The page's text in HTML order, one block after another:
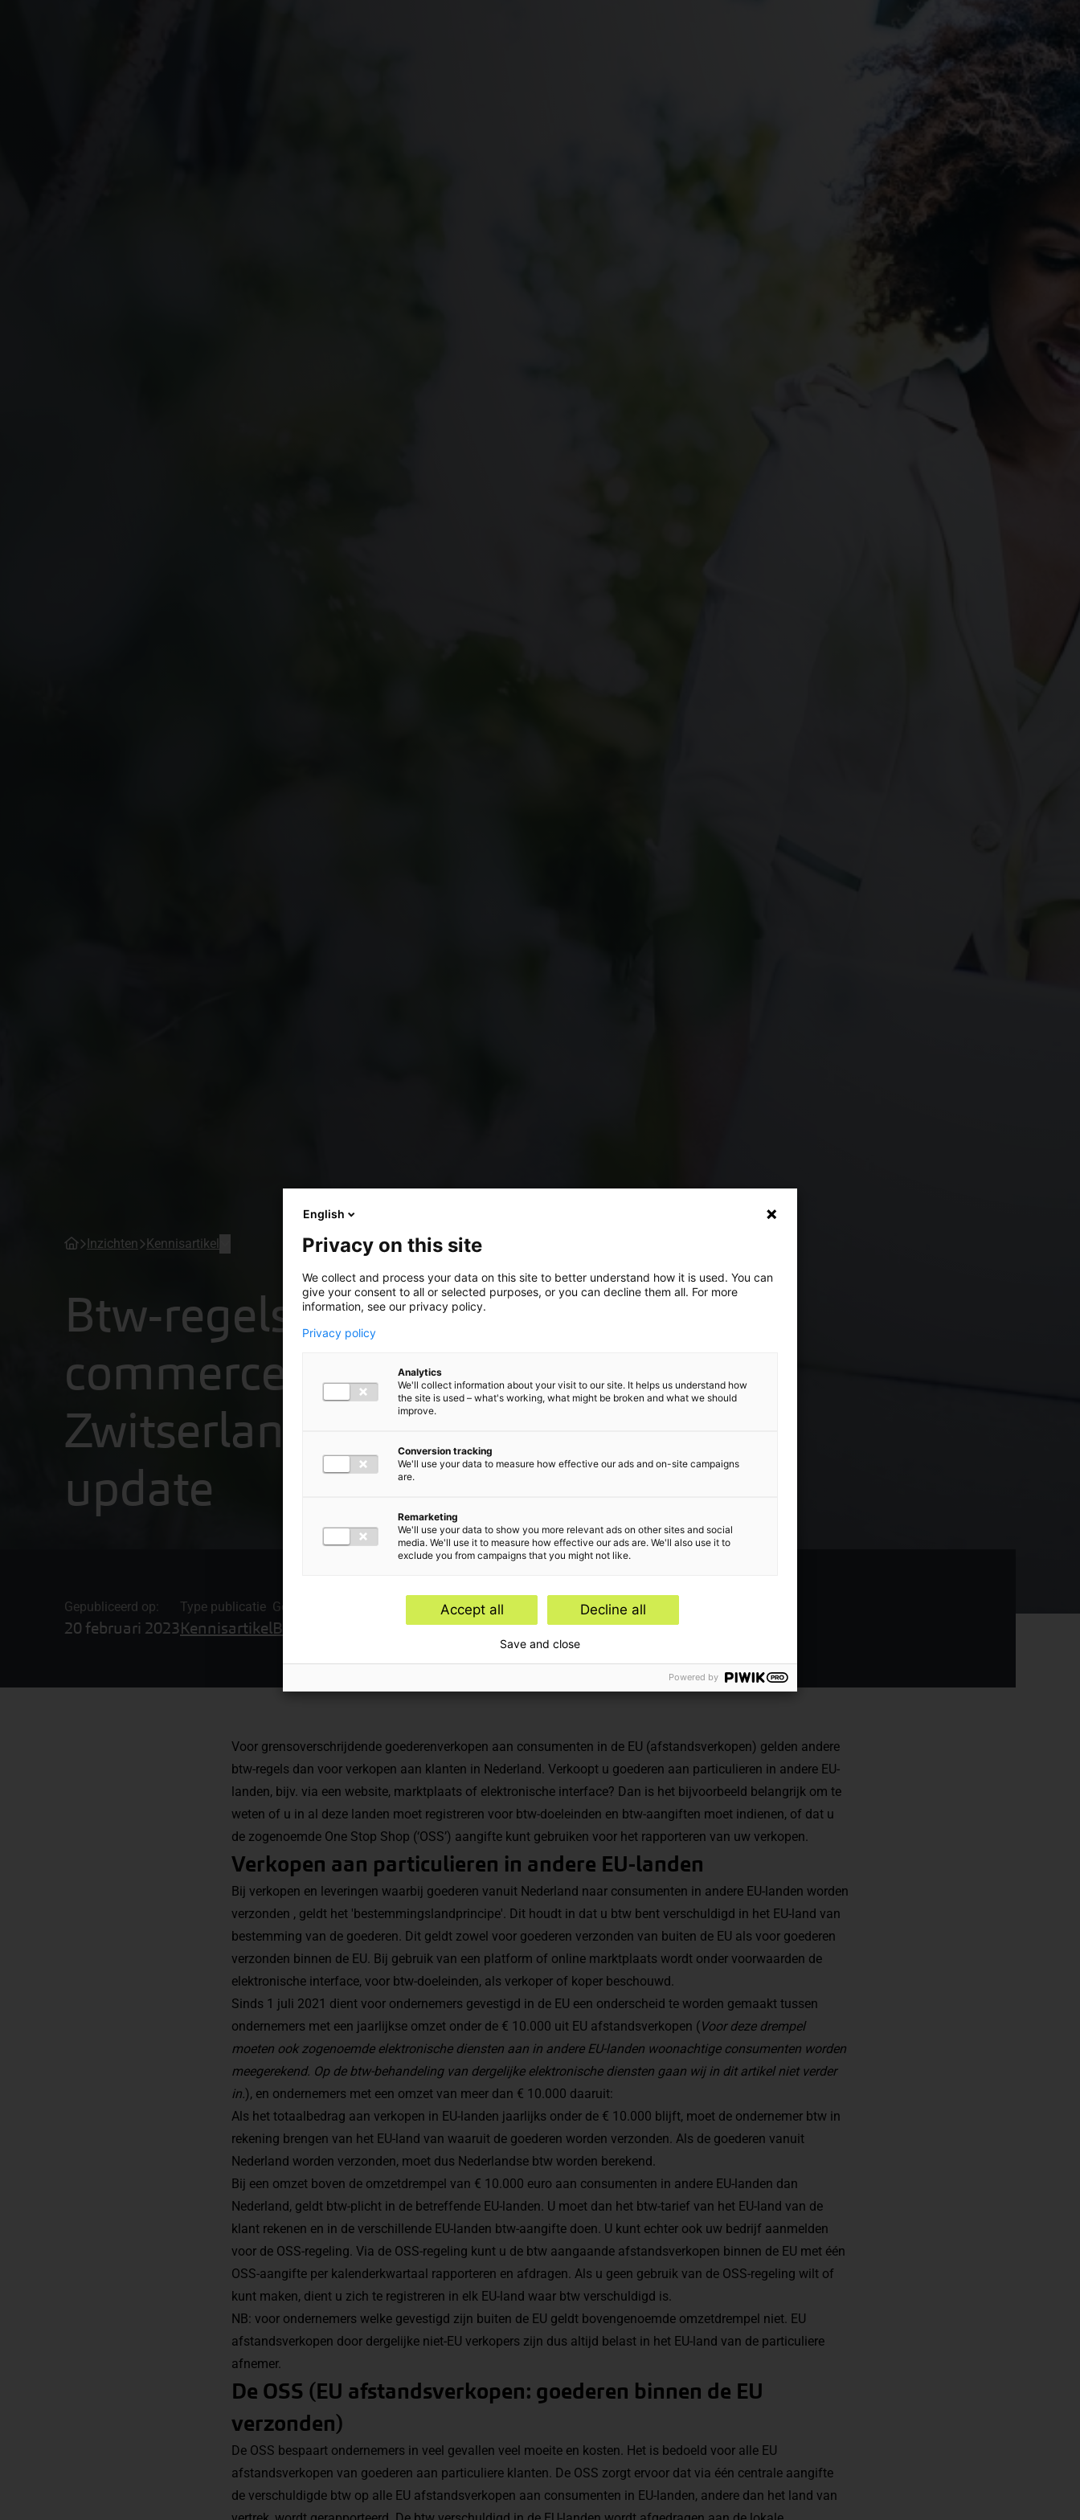
Inzichten Kennisartikel
Btw-regels voor e-
commerce in de EU en
Zwitserland: een
update
Gepubliceerd op:
20 februari 2023
Type publicatie
Kennisartikel
Gerelateerde onderwerpen
Btw-advies en Compliance
Voor grensoverschrijdende goederenverkopen aan consumenten in de EU (afstandsverkopen) gelden andere
btw-regels dan voor verkopen aan klanten in Nederland. Verkoopt u goederen aan particulieren in andere EU-
landen, bijv. via een website, marktplaats of elektronische interface? Dan is het bijvoorbeeld belangrijk om te
weten of u in al deze landen moet registreren voor btw-doeleinden en btw-aangiften moet indienen, of dat u
de zogenoemde One Stop Shop (‘OSS’) aangifte kunt gebruiken voor het rapporteren van uw verkopen.
Verkopen aan particulieren in andere EU-landen
Bij verkopen en leveringen waarbij goederen vanuit Nederland naar consumenten in andere EU-landen worden
verzonden , geldt het 'bestemmingslandprincipe'. Dit houdt in dat u btw bent verschuldigd in het EU-land van
bestemming van de goederen. Dit geldt zowel voor goederen verzonden van buiten de EU als voor goederen
verzonden binnen de EU. Bij gebruik van een platform of online marktplaats wordt onder voorwaarden de
elektronische interface, voor btw-doeleinden, als verkoper of koper beschouwd.
Sinds 1 juli 2021 dient voor ondernemers gevestigd in de EU een onderscheid te worden gemaakt tussen
ondernemers met een jaarlijkse omzet onder de € 10.000 uit EU afstandsverkopen (Voor deze drempel
moeten ook zogenoemde elektronische diensten aan in andere EU-landen woonachtige consumenten worden
meegerekend. Op de btw-behandeling van dergelijke elektronische diensten gaan wij in dit artikel niet verder
in.), en ondernemers met een omzet van meer dan € 10.000 daaruit:
Als het totaalbedrag aan verkopen in EU-landen jaarlijks onder de € 10.000 blijft, moet de ondernemer btw in
rekening brengen van het EU-land van waaruit de goederen worden verzonden. Als de goederen vanuit
Nederland worden verzonden, moet dus Nederlandse btw worden berekend.
Bij een omzet boven de omzetdrempel van € 10.000 euro aan consumenten in andere EU-landen dan
Nederland, geldt btw-plicht in de betreffende EU-landen. U moet dan het btw-tarief van het EU-land van de
klant rekenen en in de verschillende EU-landen btw-aangifte doen. U kunt echter ook uw bedrijf aanmelden
voor de OSS-regeling. Via de OSS-regeling kunt u de btw aangaande afstandsverkopen binnen de EU met één
OSS-aangifte per kalenderkwartaal rapporteren en afdragen. Als u geen gebruik van de OSS-regeling wilt of
kunt maken, dient u zich te registreren in elk EU-land waar btw verschuldigd is.
NB: voor ondernemers welke gevestigd zijn buiten de EU geldt bovengenoemde omzetdrempel niet. EU
afstandsverkopen door dergelijke niet-EU verkopers zijn dus altijd belast in het EU-land van de particuliere
afnemer.
De OSS (EU afstandsverkopen: goederen binnen de EU
verzonden)
De OSS bespaart ondernemers in veel gevallen veel moeite en kosten. Het is bedoeld voor alle EU
afstandsverkopen van goederen aan particuliere klanten. De OSS zorgt ervoor dat via één centrale aangifte
de verschuldigde btw op alle EU afstandsverkopen aan consumenten in EU-landen, andere dan het land van
English
Privacy on this site
We collect and process your data on this site to better understand how it is used. You can
give your consent to all or selected purposes, or you can decline them all. For more
information, see our privacy policy.
Privacy policy
Analytics
We'll collect information about your visit to our site. It helps us understand how
the site is used – what's working, what might be broken and what we should
improve.
Conversion tracking
We'll use your data to measure how effective our ads and on-site campaigns
are.
Remarketing
We'll use your data to show you more relevant ads on other sites and social
media. We'll use it to measure how effective our ads are. We'll also use it to
exclude you from campaigns that you might not like.
Accept all Decline all
Save and close
Powered by